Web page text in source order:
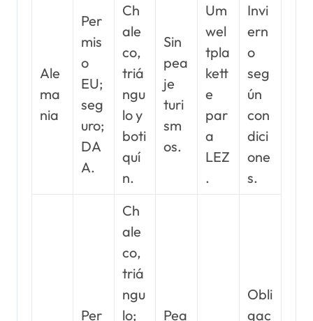
Ale
ma
nia
Per
mis
o
EU;
seg
uro;
DA
A.
Ch
ale
co,
triá
ngu
lo y
boti
quí
n.
Sin
pea
je
turi
sm
os.
Um
wel
tpla
kett
e
par
a
LEZ
.
Invi
ern
o
seg
ún
con
dici
one
s.
Per
Ch
ale
co,
triá
ngu
lo;
Pea
Obli
gac